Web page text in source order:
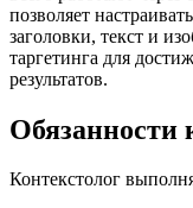
позволяет
заголовки, текст и
таргетинга для
результатов.
Обязанности
Контекстолог